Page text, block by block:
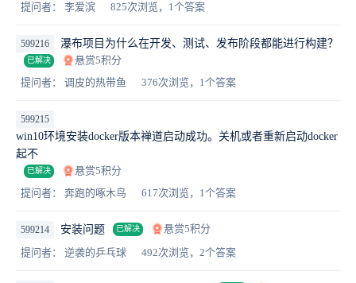
提问者： 李爱滨
825次浏览，1个答案
599216 瀑布项目为什么在开发、测试、发布阶段都能进行构建？
已解决
悬赏5积分
提问者： 调皮的热带鱼
376次浏览，1个答案
599215
win10环境安装docker版本禅道启动成功。关机或者重新启动docker
起不
已解决
悬赏5积分
提问者： 奔跑的啄木鸟
617次浏览，1个答案
599214 安装问题 已解决
悬赏5积分
提问者： 逆袭的乒乓球
492次浏览，2个答案